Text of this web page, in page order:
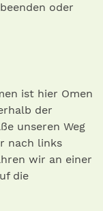
oder
ist hier Omen
der
unseren Weg
nach links
wir an einer
die